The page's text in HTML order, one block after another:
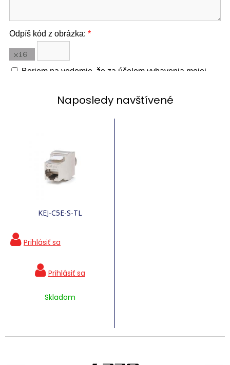
Naposledy navštívené
KEJ-C5E-S-TL
Skladom